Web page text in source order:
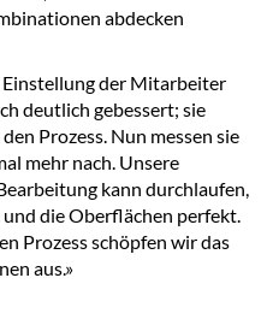
abdecken
der Mitarbeiter
deutlich gebessert; sie
Prozess. Nun messen sie
mehr nach. Unsere
kann durchlaufen,
die Oberflächen perfekt.
Prozess schöpfen wir das
aus.»